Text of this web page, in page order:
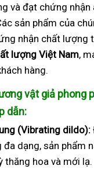
và đạt chứng
sản phẩm của
nhận chất lượng
lượng Việt Nam,
hàng.
vật giả phong
dẫn:
(Vibrating dildo):
dạng, sản phẩm
thăng hoa và mới lạ.